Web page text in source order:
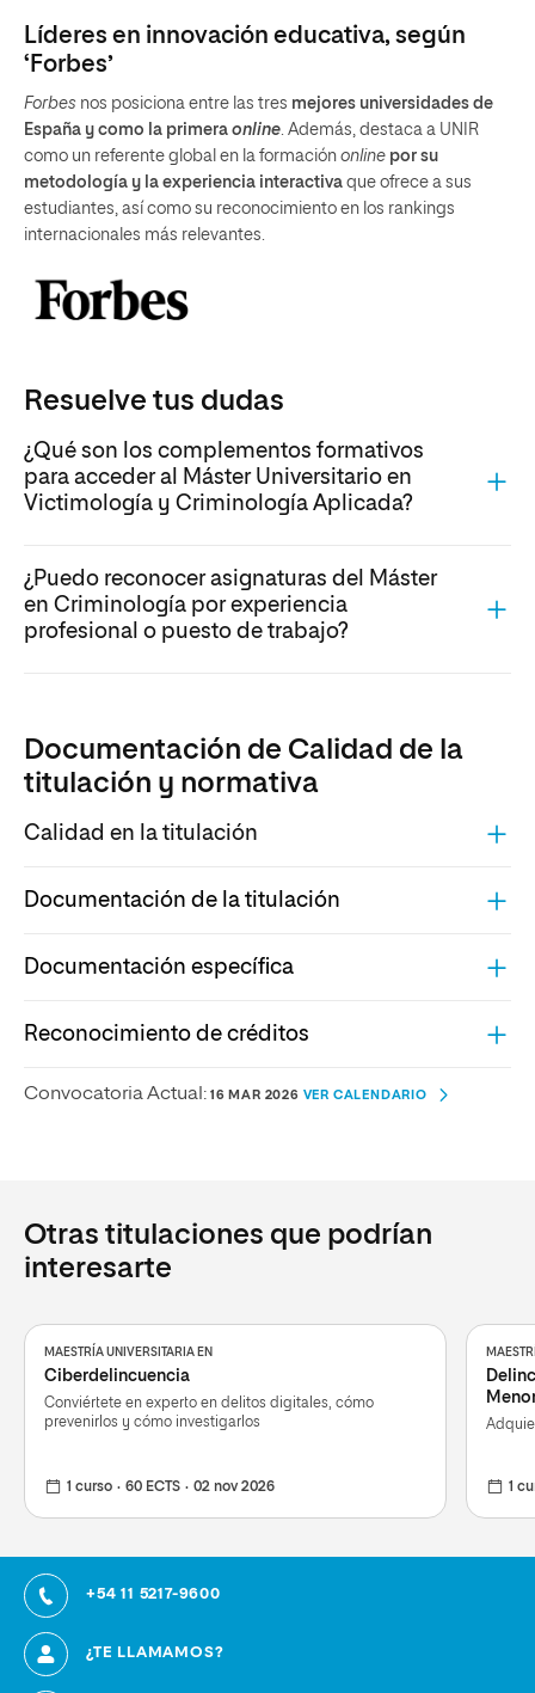
Líderes en innovación educativa, según
‘Forbes’
Forbes nos posiciona entre las tres mejores universidades de
España y como la primera online. Además, destaca a UNIR
como un referente global en la formación online por su
metodología y la experiencia interactiva que ofrece a sus
estudiantes, así como su reconocimiento en los rankings
internacionales más relevantes.
Resuelve tus dudas
¿Qué son los complementos formativos
para acceder al Máster Universitario en
Victimología y Criminología Aplicada?
¿Puedo reconocer asignaturas del Máster
en Criminología por experiencia
profesional o puesto de trabajo?
Documentación de Calidad de la
titulación y normativa
Calidad en la titulación
Documentación de la titulación
Documentación específica
Reconocimiento de créditos
Convocatoria Actual: 16 MAR 2026 VER CALENDARIO
Otras titulaciones que podrían
interesarte
MAESTRÍA UNIVERSITARIA EN
Ciberdelincuencia
Conviértete en experto en delitos digitales, cómo
prevenirlos y cómo investigarlos
1 curso 60 ECTS 02 nov 2026 1
+54 11 5217-9600
¿TE LLAMAMOS?